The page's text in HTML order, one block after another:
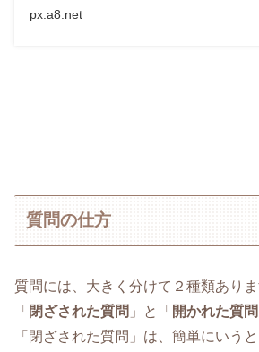
px.a8.net
質問の仕方
質問には、大きく分けて２種類ありま
「 閉ざされた質問 」と「 開かれた質問
「閉ざされた質問」は、簡単にいうと